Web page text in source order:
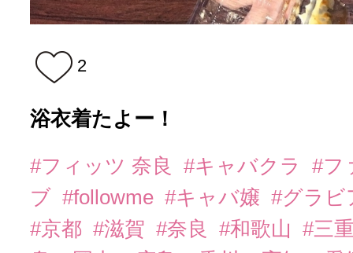
2
浴衣着たよー！
#フィッツ 奈良 #キャバクラ
#フ
ブ #followme #キャバ嬢 #グラ
#京都 #滋賀 #奈良 #和歌山
#三